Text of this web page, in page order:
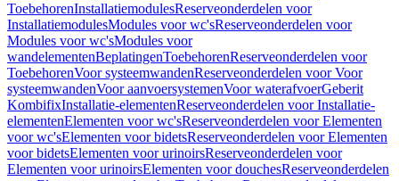
ToebehorenInstallatiemodulesReserveonderdelen voor
InstallatiemodulesModules voor wc'sReserveonderdelen voor
Modules voor wc'sModules voor
wandelementenBeplatingenToebehorenReserveonderdelen voor
ToebehorenVoor systeemwandenReserveonderdelen voor Voor
systeemwandenVoor aanvoersystemenVoor waterafvoerGeberit
KombifixInstallatie-elementenReserveonderdelen voor Installatie-
elementenElementen voor wc'sReserveonderdelen voor Elementen
voor wc'sElementen voor bidetsReserveonderdelen voor Elementen
voor bidetsElementen voor urinoirsReserveonderdelen voor
Elementen voor urinoirsElementen voor douchesReserveonderdelen